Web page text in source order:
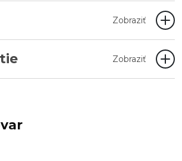
Zobraziť
Zobraziť